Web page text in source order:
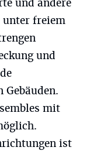
und andere
freiem
und
Gebäuden.
mit
ist